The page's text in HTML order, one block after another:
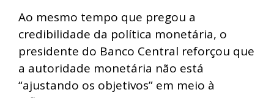
Ao mesmo tempo que pregou a
credibilidade da política monetária, o
presidente do Banco Central reforçou que
a autoridade monetária não está
“ajustando os objetivos” em meio à